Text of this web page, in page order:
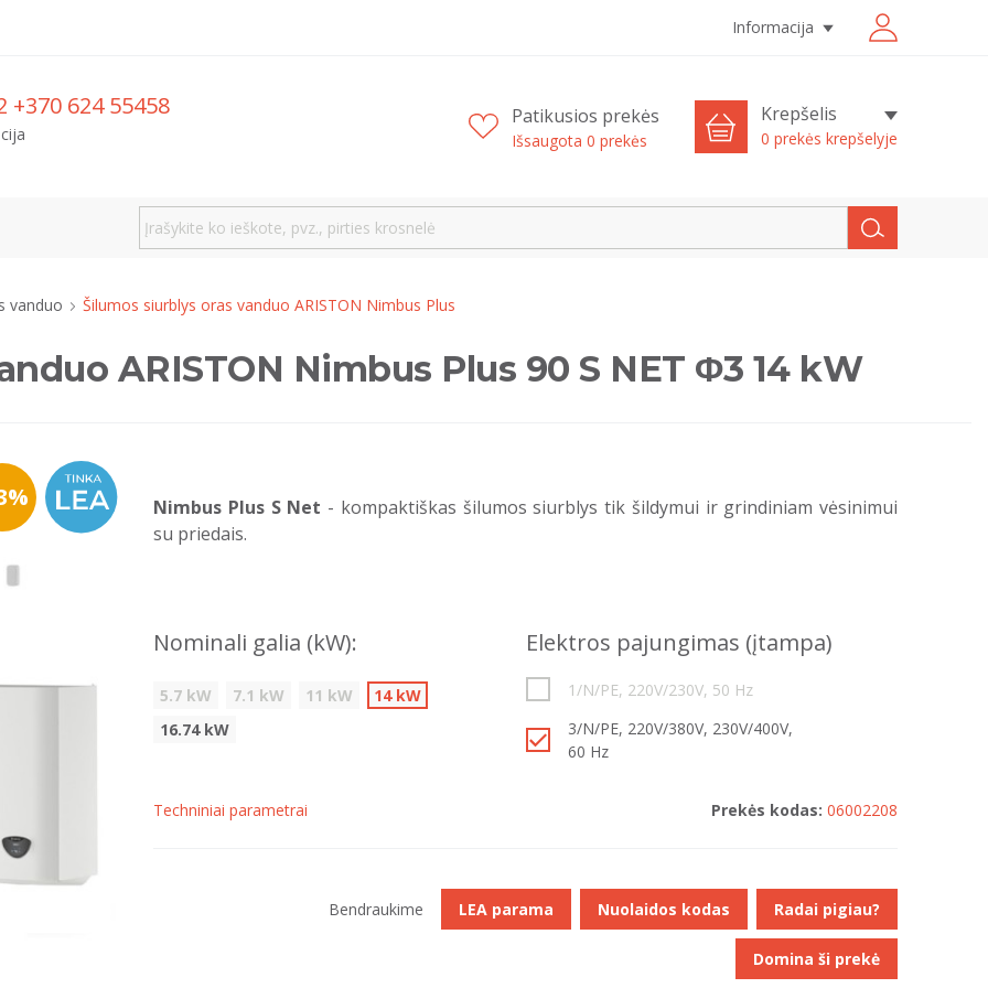
Informacija
+370 624 55458 Patikusios prekės
Išsaugota 0 prekės
Krepšelis
0 prekės krepšelyje
vanduo Šilumos siurblys oras vanduo ARISTON Nimbus Plus
ARISTON Nimbus Plus 90 S NET Φ3 14 kW
Nimbus Plus S Net - kompaktiškas šilumos siurblys tik šildymui ir grindiniam vėsinimui
su priedais.
Nominali galia (kW):
5.7 kW 7.1 kW 11 kW
14 kW
16.74 kW
Elektros pajungimas (įtampa)
1/N/PE, 220V/230V, 50 Hz
3/N/PE, 220V/380V, 230V/400V,
60 Hz
Techniniai parametrai Prekės kodas: 06002208
Bendraukime LEA parama Nuolaidos kodas Radai pigiau?
Domina ši prekė